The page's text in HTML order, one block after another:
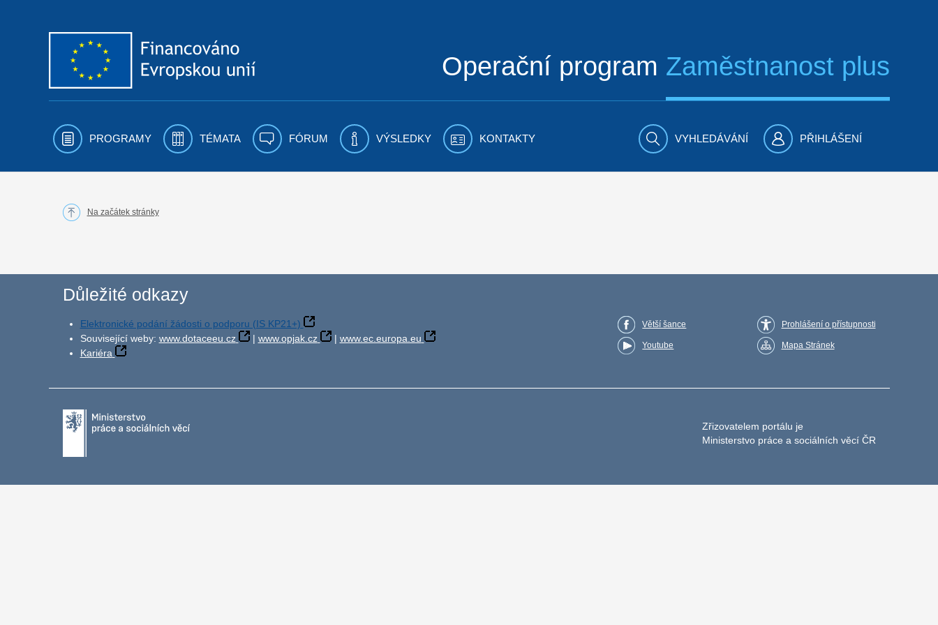
Operační program Zaměstnanost plus
PROGRAMY TÉMATA FÓRUM VÝSLEDKY KONTAKTY VYHLEDÁVÁNÍ PŘIHLÁŠENÍ
Na začátek stránky
Důležité odkazy
Elektronické podání žádosti o podporu (IS KP21+)
Související weby: www.dotaceeu.cz | www.opjak.cz | www.ec.europa.eu
Kariéra
Větší šance
Youtube
Prohlášení o přístupnosti
Mapa Stránek
Zřizovatelem portálu je
Ministerstvo práce a sociálních věcí ČR